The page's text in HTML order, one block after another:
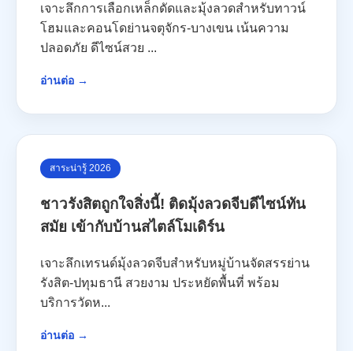
เจาะลึกการเลือกเหล็กดัดและมุ้งลวดสำหรับทาวน์
โฮมและคอนโดย่านจตุจักร-บางเขน เน้นความ
ปลอดภัย ดีไซน์สวย ...
อ่านต่อ →
สาระน่ารู้ 2026
ชาวรังสิตถูกใจสิ่งนี้! ติดมุ้งลวดจีบดีไซน์ทัน
สมัย เข้ากับบ้านสไตล์โมเดิร์น
เจาะลึกเทรนด์มุ้งลวดจีบสำหรับหมู่บ้านจัดสรรย่าน
รังสิต-ปทุมธานี สวยงาม ประหยัดพื้นที่ พร้อม
บริการวัดห...
อ่านต่อ →